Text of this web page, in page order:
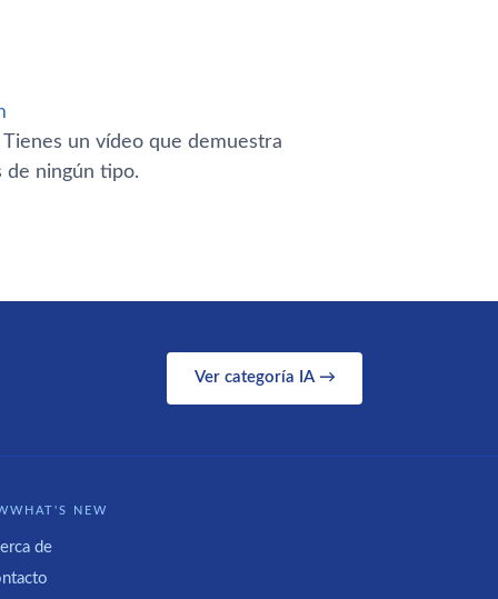
un ví­deo que demuestra
de ningún tipo.
Ver categoría IA →
NEW
de